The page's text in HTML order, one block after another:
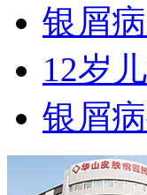
银屑
12岁
银屑